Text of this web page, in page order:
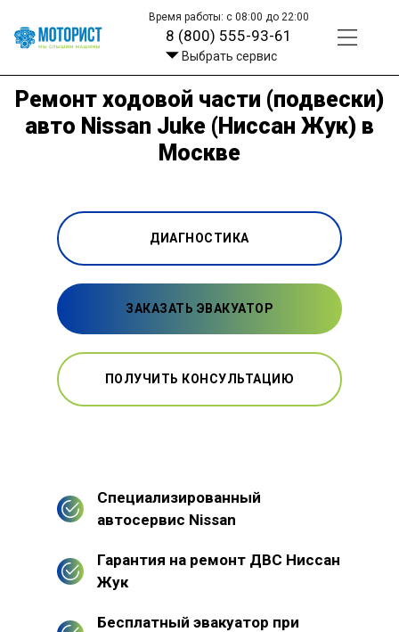
Время работы: с 08:00 до 22:00
8 (800) 555-93-61
Выбрать сервис
Ремонт ходовой части (подвески)
авто Nissan Juke (Ниссан Жук) в
Москве
ДИАГНОСТИКА
ЗАКАЗАТЬ ЭВАКУАТОР
ПОЛУЧИТЬ КОНСУЛЬТАЦИЮ
Специализированный
автосервис Nissan
Гарантия на ремонт ДВС Ниссан
Жук
Бесплатный эвакуатор при